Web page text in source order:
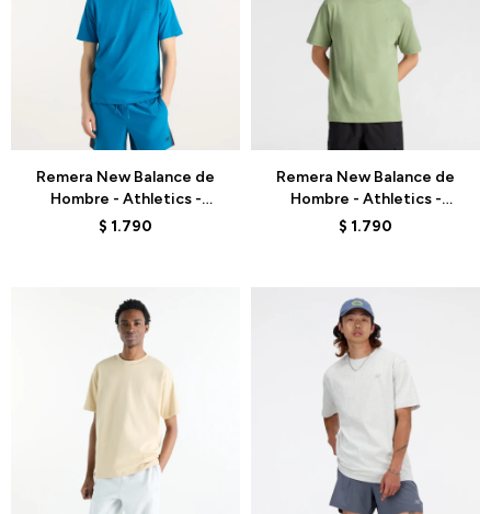
Remera New Balance de
Hombre - Athletics -
MT41533NOS - BLUE
$ 1.790
Remera New Balance de
Hombre - Athletics -
MT41533AAR - GREEN
$ 1.790